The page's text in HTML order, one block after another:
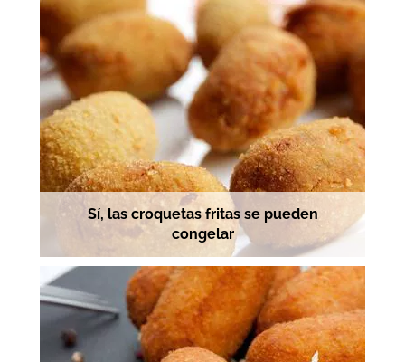
Sí, las croquetas fritas se pueden
congelar